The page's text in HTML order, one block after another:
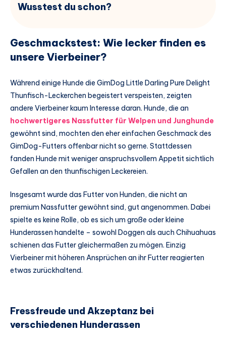
Wusstest du schon?
Geschmackstest: Wie lecker finden es
unsere Vierbeiner?
Während einige Hunde die GimDog Little Darling Pure Delight
Thunfisch-Leckerchen begeistert verspeisten, zeigten
andere Vierbeiner kaum Interesse daran. Hunde, die an
hochwertigeres Nassfutter für Welpen und Junghunde
gewöhnt sind, mochten den eher einfachen Geschmack des
GimDog-Futters offenbar nicht so gerne. Stattdessen
fanden Hunde mit weniger anspruchsvollem Appetit sichtlich
Gefallen an den thunfischigen Leckereien.
Insgesamt wurde das Futter von Hunden, die nicht an
premium Nassfutter gewöhnt sind, gut angenommen. Dabei
spielte es keine Rolle, ob es sich um große oder kleine
Hunderassen handelte – sowohl Doggen als auch Chihuahuas
schienen das Futter gleichermaßen zu mögen. Einzig
Vierbeiner mit höheren Ansprüchen an ihr Futter reagierten
etwas zurückhaltend.
Fressfreude und Akzeptanz bei
verschiedenen Hunderassen